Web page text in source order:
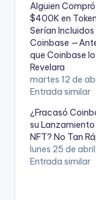
Alguien Compró
$400K en
Serían Incluidos
Coinbase
que Coinbase lo
Revelara
martes 12 de
Entrada similar
¿Fracasó
su Lanzamiento
NFT? No Tan
lunes 25 de
Entrada similar